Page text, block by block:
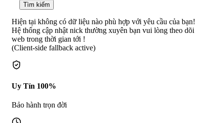
Tìm kiếm
Hiện tại không có dữ liệu nào phù hợp với yêu cầu của bạn!
Hệ thống cập nhật nick thường xuyên bạn vui lòng theo dõi
web trong thời gian tới !
(Client-side fallback active)
Uy Tín 100%
Bảo hành trọn đời